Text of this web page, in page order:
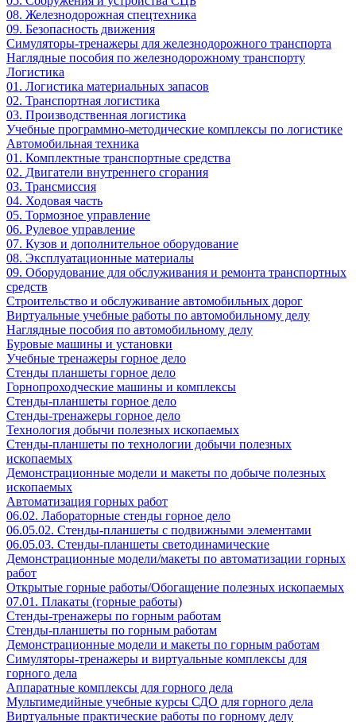
08. Железнодорожная спецтехника
09. Безопасность движения
Симуляторы-тренажеры для железнодорожного транспорта
Наглядные пособия по железнодорожному транспорту
Логистика
01. Логистика материальных запасов
02. Транспортная логистика
03. Производственная логистика
Учебные программно-методические комплексы по логистике
Автомобильная техника
01. Комплектные транспортные средства
02. Двигатели внутреннего сгорания
03. Трансмиссия
04. Ходовая часть
05. Тормозное управление
06. Рулевое управление
07. Кузов и дополнительное оборудование
08. Эксплуатационные материалы
09. Оборудование для обслуживания и ремонта транспортных
средств
Строительство и обслуживание автомобильных дорог
Виртуальные учебные работы по автомобильному делу
Наглядные пособия по автомобильному делу
Буровые машины и установки
Учебные тренажеры горное дело
Стенды планшеты горное дело
Горнопроходческие машины и комплексы
Стенды-планшеты горное дело
Стенды-тренажеры горное дело
Технология добычи полезных ископаемых
Стенды-планшеты по технологии добычи полезных
ископаемых
Демонстрационные модели и макеты по добыче полезных
ископаемых
Автоматизация горных работ
06.02. Лабораторные стенды горное дело
06.05.02. Стенды-планшеты с подвижными элементами
06.05.03. Стенды-планшеты светодинамические
Демонстрационные модели/макеты по автоматизации горных
работ
Открытые горные работы/Обогащение полезных ископаемых
07.01. Плакаты (горные работы)
Стенды-тренажеры по горным работам
Стенды-планшеты по горным работам
Демонстрационные модели и макеты по горным работам
Симуляторы-тренажеры и виртуальные комплексы для
горного дела
Аппаратные комплексы для горного дела
Мультимедийные учебные курсы СДО для горного дела
Виртуальные практические работы по горному делу